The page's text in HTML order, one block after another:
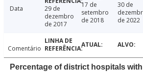
Data
29 de
dezembro
de 2017
17 de
setembro
de 2018
30 de
de 2022
Comentário
Percentage of district hospitals